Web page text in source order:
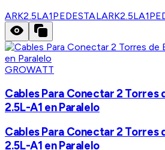
ARK2.5LA1PEDESTAL
GROWATT
Cables Para Conectar 2 Torres
2.5L-A1 en Paralelo
Cables Para Conectar 2 Torres
2.5L-A1 en Paralelo